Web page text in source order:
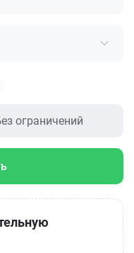
ограничений